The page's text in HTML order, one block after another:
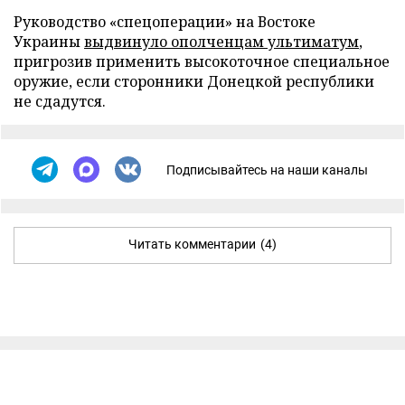
Руководство «спецоперации» на Востоке
Украинывыдвинуло ополченцам ультиматум,
пригрозив применить высокоточное специальное
оружие, если сторонники Донецкой республики
не сдадутся.
Подписывайтесь на наши каналы
Читать комментарии (4)